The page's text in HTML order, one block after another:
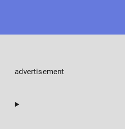
advertisement